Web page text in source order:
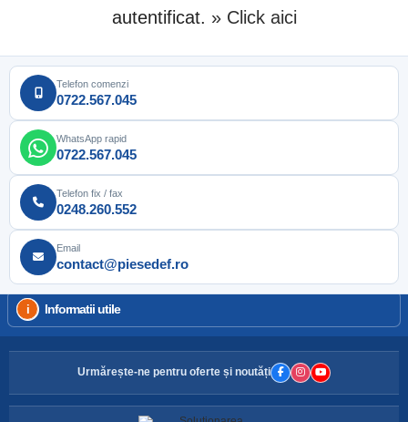
autentificat. » Click aici
Telefon comenzi
0722.567.045
WhatsApp rapid
0722.567.045
Telefon fix / fax
0248.260.552
Email
contact@piesedef.ro
Informatii utile
Urmărește-ne pentru oferte și noutăți